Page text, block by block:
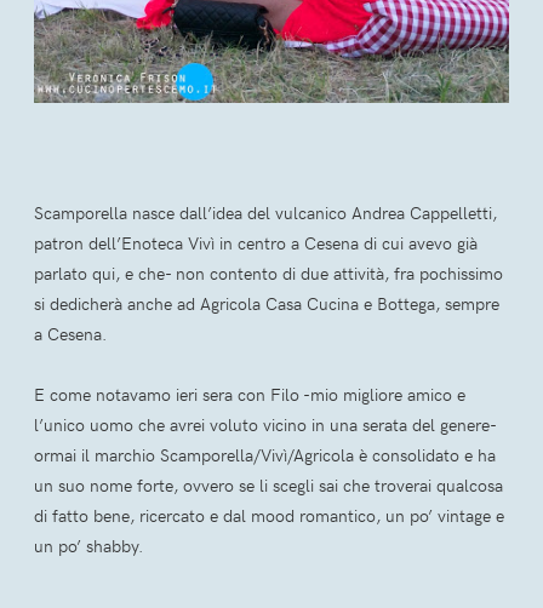
Scamporella nasce dall’idea del vulcanico Andrea Cappelletti,
patron dell’Enoteca Vivì in centro a Cesena di cui avevo già
parlato qui, e che- non contento di due attività, fra pochissimo
si dedicherà anche ad Agricola Casa Cucina e Bottega, sempre
a Cesena.
E come notavamo ieri sera con Filo -mio migliore amico e
l’unico uomo che avrei voluto vicino in una serata del genere-
ormai il marchio Scamporella/Vivì/Agricola è consolidato e ha
un suo nome forte, ovvero se li scegli sai che troverai qualcosa
di fatto bene, ricercato e dal mood romantico, un po’ vintage e
un po’ shabby.